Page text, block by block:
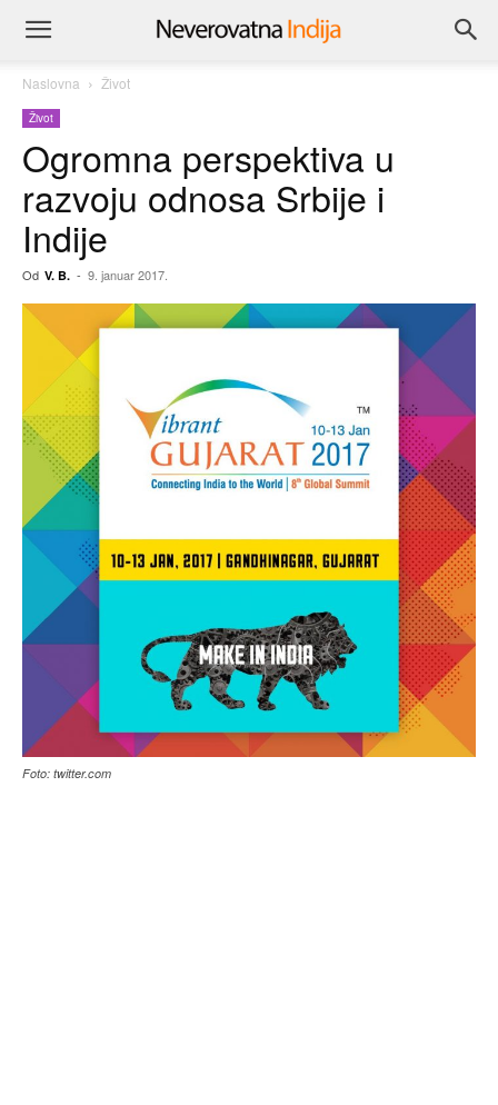
Naslovna Život
Život
Ogromna perspektiva u
razvoju odnosa Srbije i
Indije
Od V. B. - 9. januar 2017.
Foto: twitter.com